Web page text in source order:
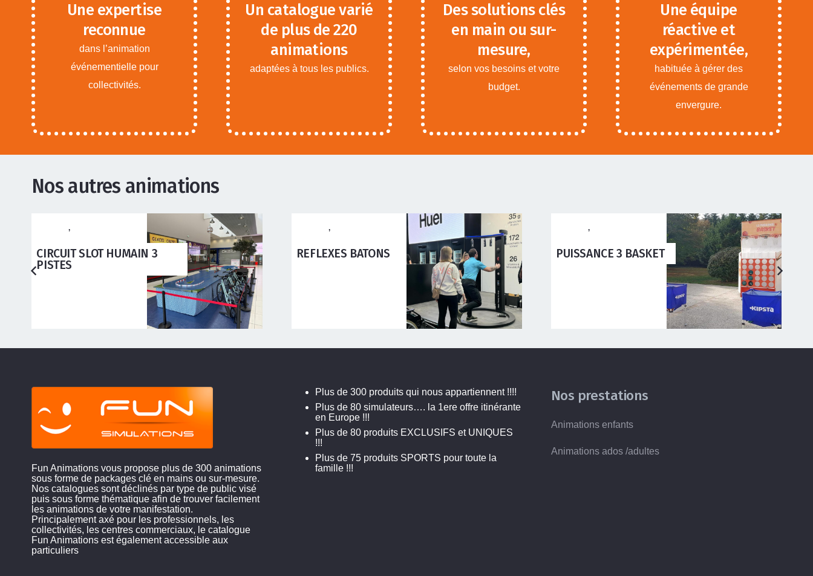
Une expertise
reconnue
dans l’animation
événementielle pour
collectivités.
Un catalogue varié
de plus de 220
animations
adaptées à tous les publics.
Des solutions clés
en main ou sur-
mesure,
selon vos besoins et votre
budget.
Une équipe
réactive et
expérimentée,
habituée à gérer des
événements de grande
envergure.
Nos autres animations
ADULTES,
REFLEXES BATONS
ADULTES,
PUISSANCE 3 BASKET
ADULTES,
SIMULATEUR MOTOCROSS
Fun Animations vous propose plus de 300 animations
sous forme de packages clé en mains ou sur-mesure.
Nos catalogues sont déclinés par type de public visé
puis sous forme thématique afin de trouver facilement
les animations de votre manifestation.
Principalement axé pour les professionnels, les
collectivités, les centres commerciaux, le catalogue
Fun Animations est également accessible aux
particuliers
Plus de 300 produits qui nous appartiennent !!!!
Plus de 80 simulateurs…. la 1ere offre itinérante
en Europe !!!
Plus de 80 produits EXCLUSIFS et UNIQUES
!!!
Plus de 75 produits SPORTS pour toute la
famille !!!
Nos prestations
Animations enfants
Animations ados /adultes